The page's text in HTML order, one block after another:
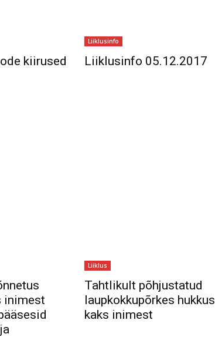
kiirused
Liiklusinfo
Liiklusinfo 05.12.2017
inimest
Liiklus
Tahtlikult põhjustatud
laupkokkupõrkes hukkus
kaks inimest